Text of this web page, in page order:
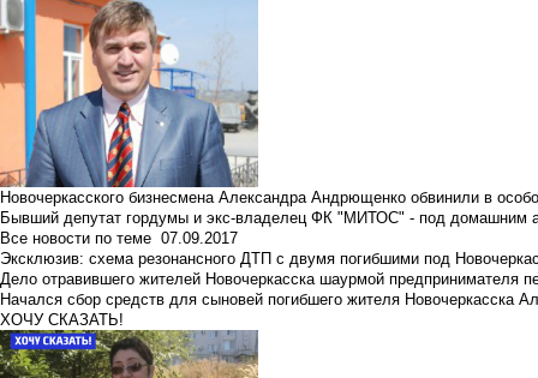
Новочеркасского бизнесмена Александра Андрющенко обвинили в
Бывший депутат гордумы и экс-владелец ФК "МИТОС" - под домашним
Все новости по теме 07.09.2017
Эксклюзив: схема резонансного ДТП с двумя погибшими под
Дело отравившего жителей Новочеркасска шаурмой предпринимателя
Начался сбор средств для сыновей погибшего жителя Новочеркасска
ХОЧУ СКАЗАТЬ!